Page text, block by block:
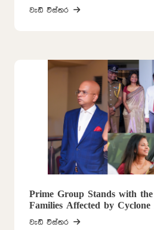
the Kalutara Branch
වැඩි විස්තර
Prime Group Stands with
Families Affected by
වැඩි විස්තර